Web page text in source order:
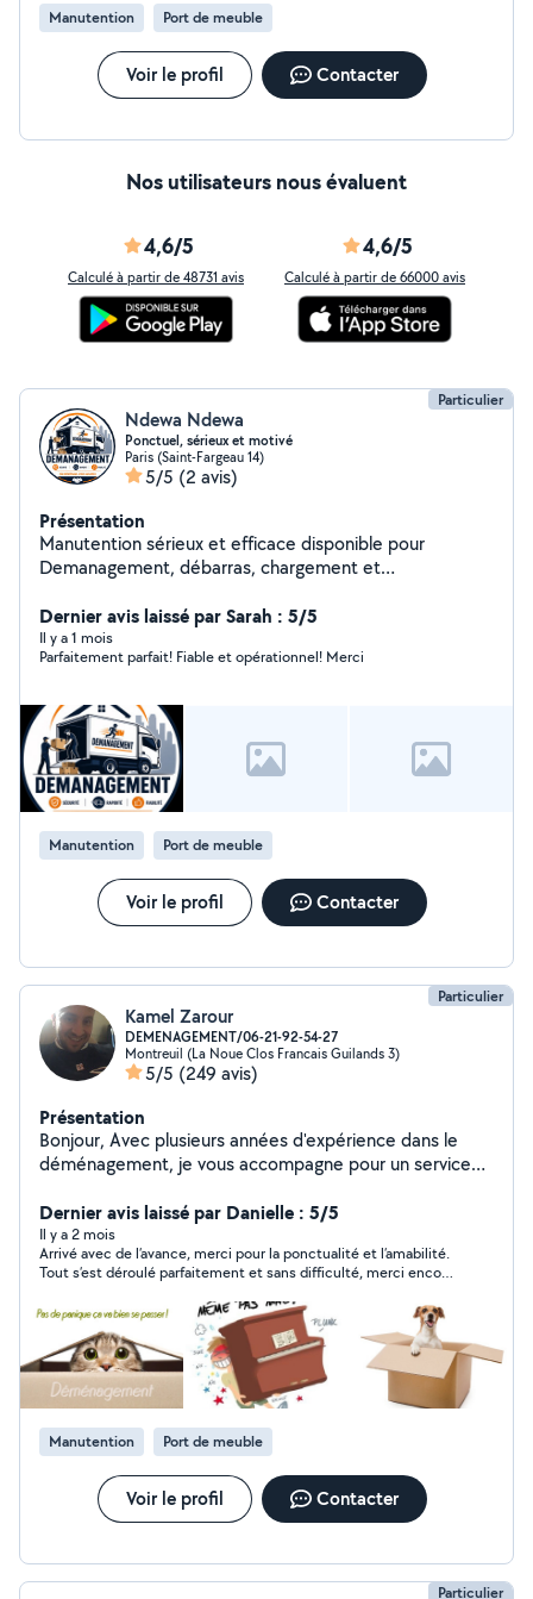
Manutention Port de meuble
Voir le profil Contacter
Nos utilisateurs nous évaluent
4,6/5
Calculé à partir de 48731 avis
4,6/5
Calculé à partir de 66000 avis
Particulier
Ndewa Ndewa
Ponctuel, sérieux et motivé
Paris (Saint-Fargeau 14)
5/5 (2 avis)
Présentation
Manutention sérieux et efficace disponible pour
Demanagement, débarras, chargement et
affaires.disponible 7j/7. Satisfaction et bon service avant
tout.
Dernier avis laissé par Sarah : 5/5
Il y a 1 mois
Parfaitement parfait! Fiable et opérationnel! Merci
Manutention Port de meuble
Voir le profil Contacter
Particulier
Kamel Zarour
DEMENAGEMENT/06-21-92-54-27
Montreuil (La Noue Clos Francais Guilands 3)
5/5 (249 avis)
Présentation
Bonjour, Avec plusieurs années d'expérience dans le
déménagement, je vous accompagne pour un service
pour mon sérieux, ma ponctualité et ma motivation. je
suis disponible quand vous voulez,y'a plus qu'à se mettre
d'accord sur le jour et l'horaire, n'hésitez pas à m'appeler
ou à m'envoyer un message sur ma ligne direct si je
mets un peu trop de temps à répondre à votre
demande sur AlloVoisins, pour un devis gratuit ou des
conseilles ce sera un plaisir pour moi de vous
répondre..06-21-92-54-27 Kamel.
Dernier avis laissé par Danielle : 5/5
Il y a 2 mois
Arrivé avec de l’avance, merci pour la ponctualité et l’amabilité.
Tout s’est déroulé parfaitement et sans difficulté, merci encore
Manutention Port de meuble
Voir le profil Contacter
Particulier